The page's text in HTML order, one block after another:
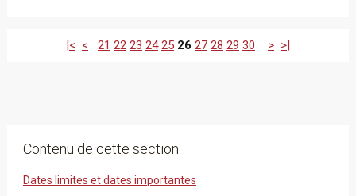
|< < 21 22 23 24 25 26 27 28 29 30 > >|
Contenu de cette section
Dates limites et dates importantes